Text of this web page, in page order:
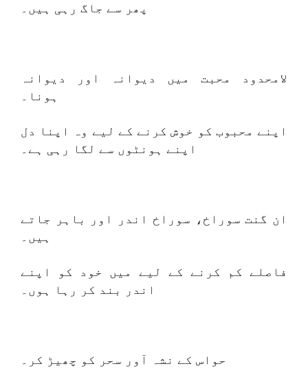
پھر سے جاگ رہی ہیں۔
لامحدود محبت میں دیوانہ اور دیوانہ
ہونا۔
اپنے محبوب کو خوش کرنے کے لیے وہ اپنا دل
اپنے ہونٹوں سے لگا رہی ہے۔
ان گنت سوراخ، سوراخ اندر اور باہر جاتے
ہیں۔
فاصلے کم کرنے کے لیے میں خود کو اپنے
اندر بند کر رہا ہوں۔
حواس کے نشہ آور سحر کو چھیڑ کر۔